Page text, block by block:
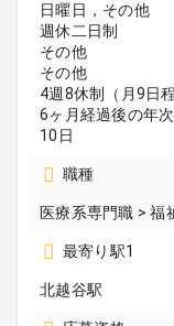
日曜日，その他
週休二日制
その他
その他
4週8休制（月9日
6ヶ月経過後の年
10日
職種
医療系専門職 > 福
最寄り駅1
北越谷駅